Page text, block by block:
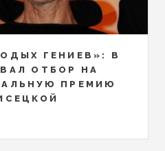
ГЕНИЕВ»: В
ОТБОР НА
ПРЕМИЮ